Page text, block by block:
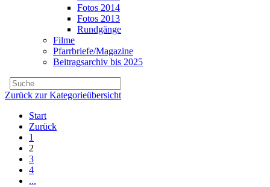
Fotos 2014
Fotos 2013
Rundgänge
Filme
Pfarrbriefe/Magazine
Beitragsarchiv bis 2025
Zurück zur Kategorieübersicht
Start
Zurück
1
2
3
4
...